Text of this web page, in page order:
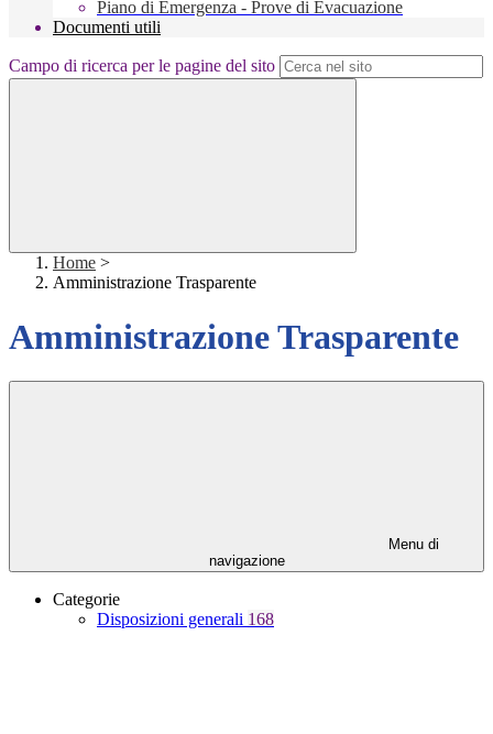
Piano di Emergenza - Prove di Evacuazione
Documenti utili
Campo di ricerca per le pagine del sito
Home >
Amministrazione Trasparente
Amministrazione Trasparente
Menu di
navigazione
Categorie
Disposizioni generali 168